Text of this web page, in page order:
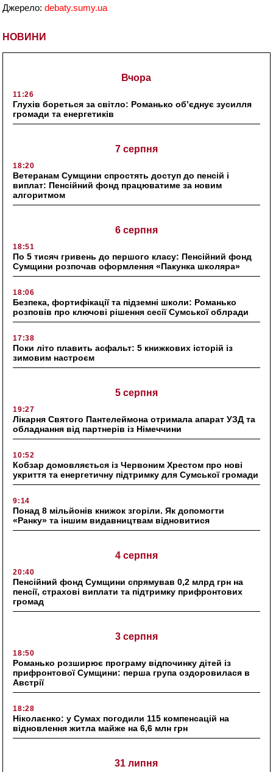
НОВИНИ
Вчора
11:26
Глухів бореться за світло: Романько об’єднує зусилля
громади та енергетиків
7 серпня
18:20
Ветеранам Сумщини спростять доступ до пенсій і
виплат: Пенсійний фонд працюватиме за новим
алгоритмом
6 серпня
18:51
По 5 тисяч гривень до першого класу: Пенсійний фонд
Сумщини розпочав оформлення «Пакунка школяра»
18:06
Безпека, фортифікації та підземні школи: Романько
розповів про ключові рішення сесії Сумської облради
17:38
Поки літо плавить асфальт: 5 книжкових історій із
зимовим настроєм
5 серпня
19:27
Лікарня Святого Пантелеймона отримала апарат УЗД та
обладнання від партнерів із Німеччини
10:52
Кобзар домовляється із Червоним Хрестом про нові
укриття та енергетичну підтримку для Сумської громади
9:14
Понад 8 мільйонів книжок згоріли. Як допомогти
«Ранку» та іншим видавництвам відновитися
4 серпня
20:40
Пенсійний фонд Сумщини спрямував 0,2 млрд грн на
пенсії, страхові виплати та підтримку прифронтових
громад
3 серпня
18:50
Романько розширює програму відпочинку дітей із
прифронтової Сумщини: перша група оздоровилася в
Австрії
18:28
Ніколаєнко: у Сумах погодили 115 компенсацій на
відновлення житла майже на 6,6 млн грн
31 липня
Джерело:debaty.sumy.ua